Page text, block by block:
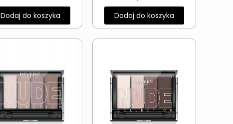
Dodaj do koszyka Dodaj do koszyka